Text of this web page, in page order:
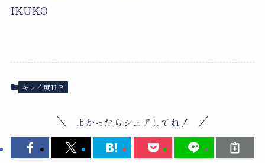
IKUKO
キレイ度ＵＰ
よかったらシェアしてね！